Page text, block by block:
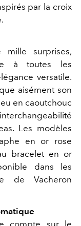
par la croix
mille surprises,
à toutes les
versatile.
aisément son
en caoutchouc
Les modèles
en or rose
bracelet en or
dans les
de Vacheron